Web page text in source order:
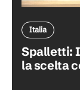
Italia
Spalletti:
la scelta